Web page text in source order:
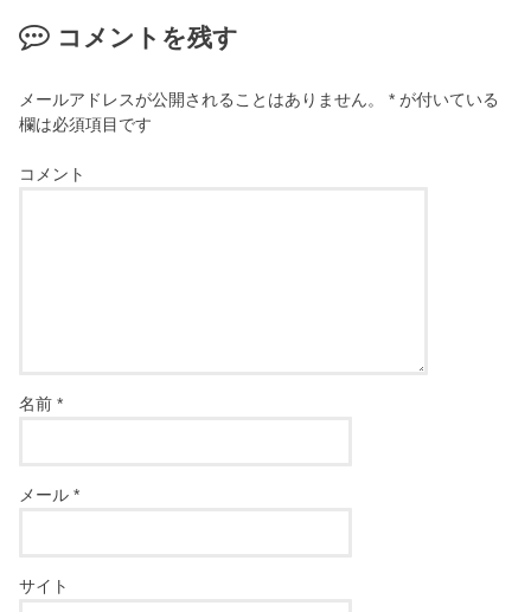
コメントを残す
メールアドレスが公開されることはありません。 * が付いている
欄は必須項目です
コメント
名前*
メール*
サイト